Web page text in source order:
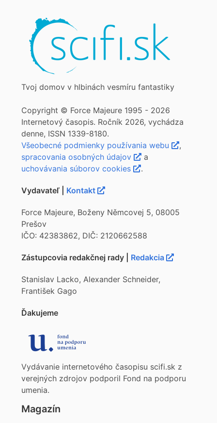
Tvoj domov v hlbinách vesmíru fantastiky
Copyright © Force Majeure 1995 - 2026
Internetový časopis. Ročník 2026, vychádza
denne, ISSN 1339-8180.
Všeobecné podmienky používania webu
,
spracovania osobných údajov
a
uchovávania súborov cookies
.
Vydavateľ | Kontakt
Force Majeure, Boženy Němcovej 5, 08005
Prešov
IČO: 42383862, DIČ: 2120662588
Zástupcovia redakčnej rady | Redakcia
Stanislav Lacko, Alexander Schneider,
František Gago
Ďakujeme
Vydávanie internetového časopisu scifi.sk z
verejných zdrojov podporil Fond na podporu
umenia.
Magazín